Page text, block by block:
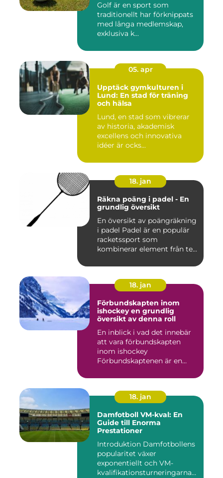
Golf är en sport som
traditionellt har förknippats
med långa medlemskap,
exklusiva k...
05. apr
Upptäck gymkulturen i
Lund: En stad för träning
och hälsa
Lund, en stad som vibrerar
av historia, akademisk
excellens och innovativa
idéer är ocks...
18. jan
Räkna poäng i padel - En
grundlig översikt
En översikt av poängräkning
i padel Padel är en populär
racketssport som
kombinerar element från te...
18. jan
Förbundskapten inom
ishockey en grundlig
översikt av denna roll
En inblick i vad det innebär
att vara förbundskapten
inom ishockey
Förbundskaptenen är en
18. jan
Damfotboll VM-kval: En
Guide till Enorma
Prestationer
Introduktion Damfotbollens
popularitet växer
exponentiellt och VM-
kvalifikationsturneringarna